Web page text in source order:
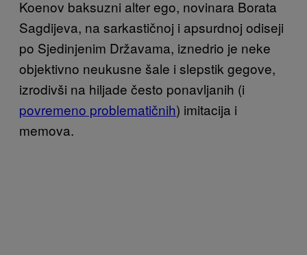
Koenov baksuzni alter ego, novinara Borata
Sagdijeva, na sarkastičnoj i apsurdnoj odiseji
po Sjedinjenim Državama, iznedrio je neke
objektivno neukusne šale i slepstik gegove,
izrodivši na hiljade često ponavljanih (i
povremeno problematičnih) imitacija i
memova.